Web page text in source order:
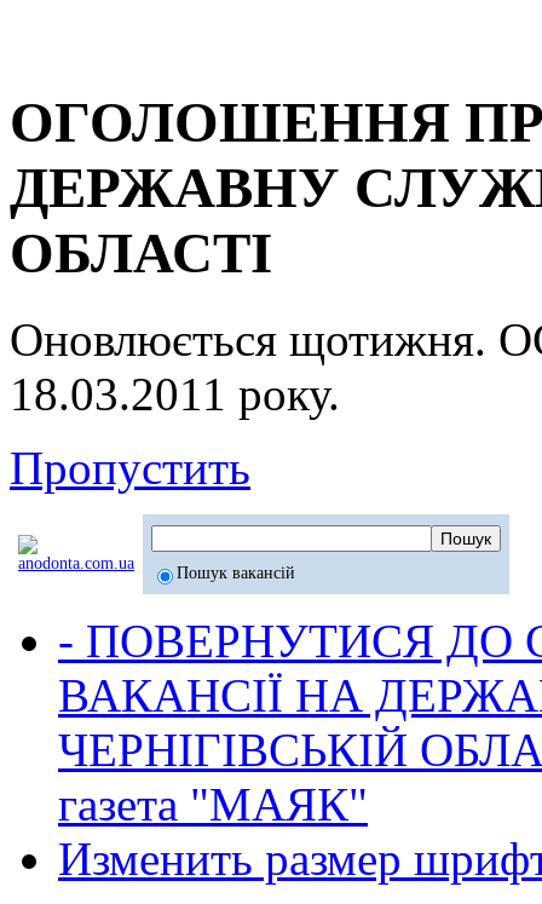
ОГОЛОШЕННЯ
ДЕРЖАВНУ
ОБЛАСТІ
Оновлюється
18.03.2011 року.
Пропустить
Пошук вакансій
- ПОВЕРНУТИСЯ ДО
ВАКАНСІЇ НА
ЧЕРНІГІВСЬКІЙ
газета "МАЯК"
Изменить размер